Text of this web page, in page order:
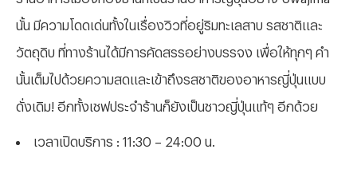
นั้น มีความโดดเด่นทั้งในเรื่องวิวที่อยู่ริมทะเลสาบ รสชาติและ
วัตถุดิบ ที่ทางร้านได้มีการคัดสรรอย่างบรรจง เพื่อให้ทุกๆ คำ
นั้นเต็มไปด้วยความสดและเข้าถึงรสชาติของอาหารญี่ปุ่นแบบ
ดั่งเดิม! อีกทั้งเชฟประจำร้านก็ยังเป็นชาวญี่ปุ่นแท้ๆ อีกด้วย
เวลาเปิดบริการ : 11:30 – 24:00 น.